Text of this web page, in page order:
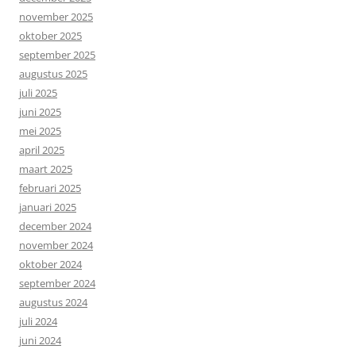
november 2025
oktober 2025
september 2025
augustus 2025
juli 2025
juni 2025
mei 2025
april 2025
maart 2025
februari 2025
januari 2025
december 2024
november 2024
oktober 2024
september 2024
augustus 2024
juli 2024
juni 2024